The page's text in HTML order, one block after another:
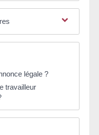
légale ?
travailleur